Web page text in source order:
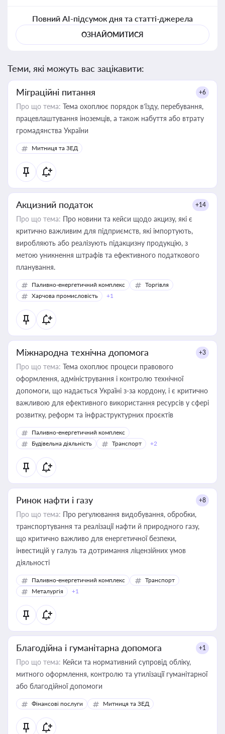
Повний AI-підсумок дня та статті-джерела
ОЗНАЙОМИТИСЯ
Теми, які можуть вас зацікавити:
Міграційні питання +6
Про що тема: Тема охоплює порядок в’їзду, перебування,
працевлаштування іноземців, а також набуття або втрату
громадянства України
Митниця та ЗЕД
Акцизний податок +14
Про що тема: Про новини та кейси щодо акцизу, які є
критично важливим для підприємств, які імпортують,
виробляють або реалізують підакцизну продукцію, з
метою уникнення штрафів та ефективного податкового
планування.
Паливно-енергетичний комплекс
Торгівля
Харчова промисловість
+1
Міжнародна технічна допомога +3
Про що тема: Тема охоплює процеси правового
оформлення, адміністрування і контролю технічної
допомоги, що надається Україні з-за кордону, і є критично
важливою для ефективного використання ресурсів у сфері
розвитку, реформ та інфраструктурних проєктів
Паливно-енергетичний комплекс
Будівельна діяльність
Транспорт +2
Ринок нафти і газу +8
Про що тема: Про регулювання видобування, обробки,
транспортування та реалізації нафти й природного газу,
що критично важливо для енергетичної безпеки,
інвестицій у галузь та дотримання ліцензійних умов
діяльності
Паливно-енергетичний комплекс
Транспорт
Металургія
+1
Благодійна і гуманітарна допомога +1
Про що тема: Кейси та нормативний супровід обліку,
митного оформлення, контролю та утилізації гуманітарної
або благодійної допомоги
Фінансові послуги Митниця та ЗЕД